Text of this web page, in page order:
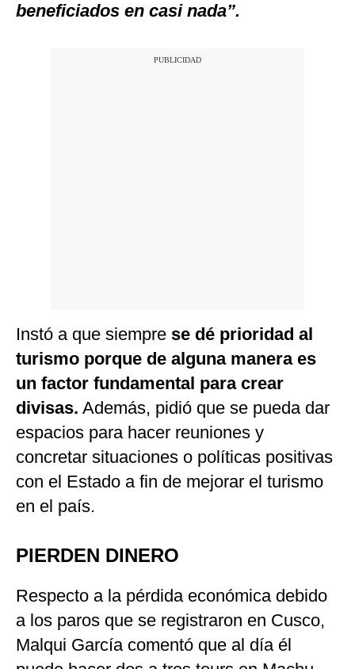
beneficiados en casi nada”.
Instó a que siempre se dé prioridad al
turismo porque de alguna manera es
un factor fundamental para crear
divisas. Además, pidió que se pueda dar
espacios para hacer reuniones y
concretar situaciones o políticas positivas
con el Estado a fin de mejorar el turismo
en el país.
PIERDEN DINERO
Respecto a la pérdida económica debido
a los paros que se registraron en Cusco,
Malqui García comentó que al día él